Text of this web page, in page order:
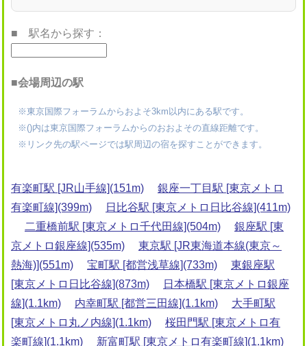
■ 駅名から探す：
■会場周辺の駅
※東京国際フォーラムからおよそ3km以内にある駅です。
※()内は東京国際フォーラムからのおおよその直線距離です。
※リンク先の駅ページでは駅周辺の宿を探すことができます。
有楽町駅 [JR山手線](151m)
銀座一丁目駅 [東京メトロ
有楽町線](399m)
日比谷駅 [東京メトロ日比谷線](411m)
二重橋前駅 [東京メトロ千代田線](504m)
銀座駅 [東
京メトロ銀座線](535m)
東京駅 [JR東海道本線(東京～
熱海)](551m)
宝町駅 [都営浅草線](733m)
東銀座駅
[東京メトロ日比谷線](873m)
日本橋駅 [東京メトロ銀座
線](1.1km)
内幸町駅 [都営三田線](1.1km)
大手町駅
[東京メトロ丸ノ内線](1.1km)
桜田門駅 [東京メトロ有
楽町線](1.1km)
新富町駅 [東京メトロ有楽町線](1.1km)